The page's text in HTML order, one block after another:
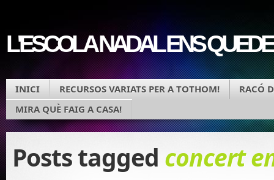
L'ESCOLA NADAL ENS
INICI RECURSOS VARIATS PER A TOTHOM!
RACÓ
MIRA QUÈ FAIG A CASA!
Posts tagged concert